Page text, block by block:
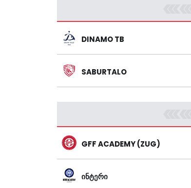
DINAMO TB
SABURTALO
GFF ACADEMY (ZUG)
ᲘᲜᲢᲔᲠᲘ